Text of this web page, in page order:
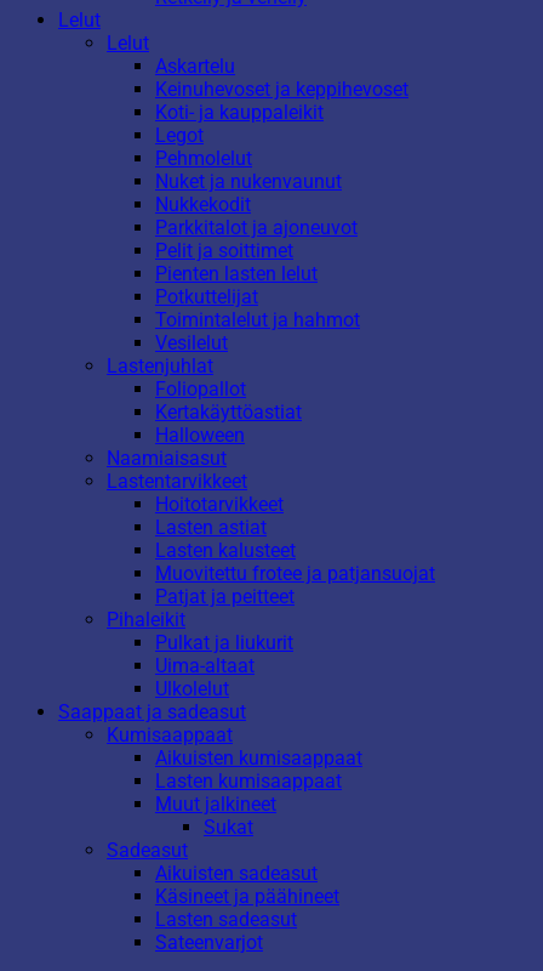
Lelut
Lelut
Askartelu
Keinuhevoset ja keppihevoset
Koti- ja kauppaleikit
Legot
Pehmolelut
Nuket ja nukenvaunut
Nukkekodit
Parkkitalot ja ajoneuvot
Pelit ja soittimet
Pienten lasten lelut
Potkuttelijat
Toimintalelut ja hahmot
Vesilelut
Lastenjuhlat
Foliopallot
Kertakäyttöastiat
Halloween
Naamiaisasut
Lastentarvikkeet
Hoitotarvikkeet
Lasten astiat
Lasten kalusteet
Muovitettu frotee ja patjansuojat
Patjat ja peitteet
Pihaleikit
Pulkat ja liukurit
Uima-altaat
Ulkolelut
Saappaat ja sadeasut
Kumisaappaat
Aikuisten kumisaappaat
Lasten kumisaappaat
Muut jalkineet
Sukat
Sadeasut
Aikuisten sadeasut
Käsineet ja päähineet
Lasten sadeasut
Sateenvarjot